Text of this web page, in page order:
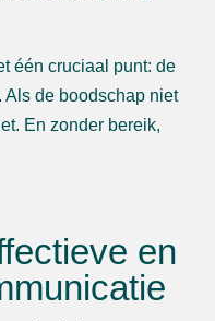
één cruciaal punt: de
Als de boodschap niet
En zonder bereik,
en